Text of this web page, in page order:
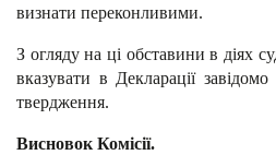
визнати переконливими.
З огляду на ці обставини в діях
вказувати в Декларації
твердження.
Висновок Комісії.